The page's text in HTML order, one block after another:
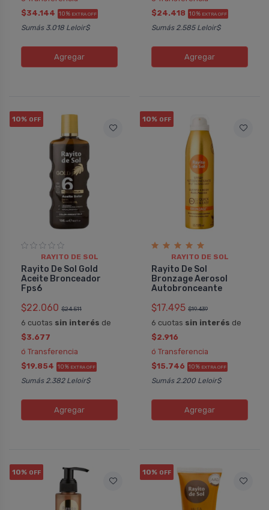
$34.144 10% EXTRA OFF
Sumás 3.018 Leloir$
Agregar
$24.418 10% EXTRA OFF
Sumás 2.585 Leloir$
Agregar
10% OFF
RAYITO DE SOL
Rayito De Sol Gold
Aceite Bronceador
Fps6
$22.060 $24.511
6 cuotas sin interés de
$3.677
ó Transferencia
$19.854 10% EXTRA OFF
Sumás 2.382 Leloir$
Agregar
10% OFF
RAYITO DE SOL
Rayito De Sol
Bronzage Aerosol
Autobronceante
$17.495 $19.439
6 cuotas sin interés de
$2.916
ó Transferencia
$15.746 10% EXTRA OFF
Sumás 2.200 Leloir$
Agregar
10% OFF 10% OFF